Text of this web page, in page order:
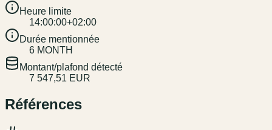
Heure limite
14:00:00+02:00
Durée mentionnée
6 MONTH
Montant/plafond détecté
7 547,51 EUR
Références